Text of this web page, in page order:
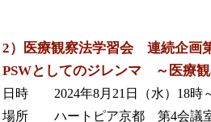
2）医療観察法学習会 連続企画
PSWとしてのジレンマ ～医療
日時 2024年8月21日（水）18時
場所 ハートピア京都 第4会議